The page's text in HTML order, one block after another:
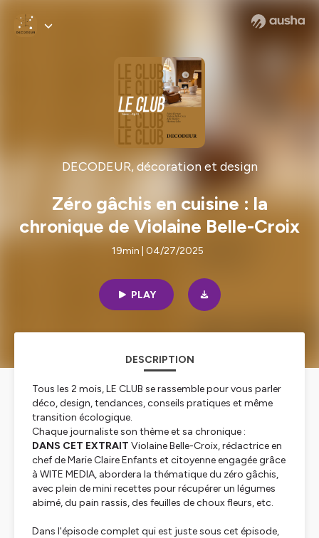
DECODEUR, décoration et design
Zéro gâchis en cuisine : la
chronique de Violaine Belle-Croix
19min | 04/27/2025
PLAY
DESCRIPTION
Tous les 2 mois, LE CLUB se rassemble pour vous parler
déco, design, tendances, conseils pratiques et même
transition écologique.
Chaque journaliste son thème et sa chronique :
DANS CET EXTRAIT Violaine Belle-Croix, rédactrice en
chef de Marie Claire Enfants et citoyenne engagée grâce
à WITE MEDIA, abordera la thématique du zéro gâchis,
avec plein de mini recettes pour récupérer un légumes
abimé, du pain rassis, des feuilles de choux fleurs, etc.
Dans l'épisode complet qui est juste sous cet épisode,